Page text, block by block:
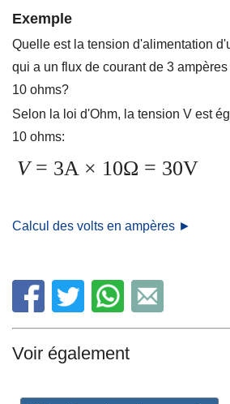
Exemple
Quelle est la tension d'alimentation
qui a un flux de courant de 3
10 ohms?
Selon la loi d'Ohm, la tension V est
10 ohms:
V= 3A × 10Ω = 30V
Calcul des volts en ampères ►
Voir également